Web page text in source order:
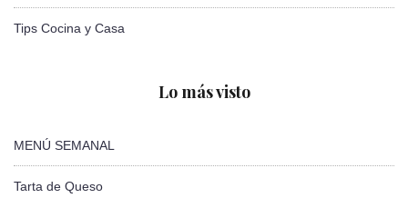
Tips Cocina y Casa
Lo más visto
MENÚ SEMANAL
Tarta de Queso